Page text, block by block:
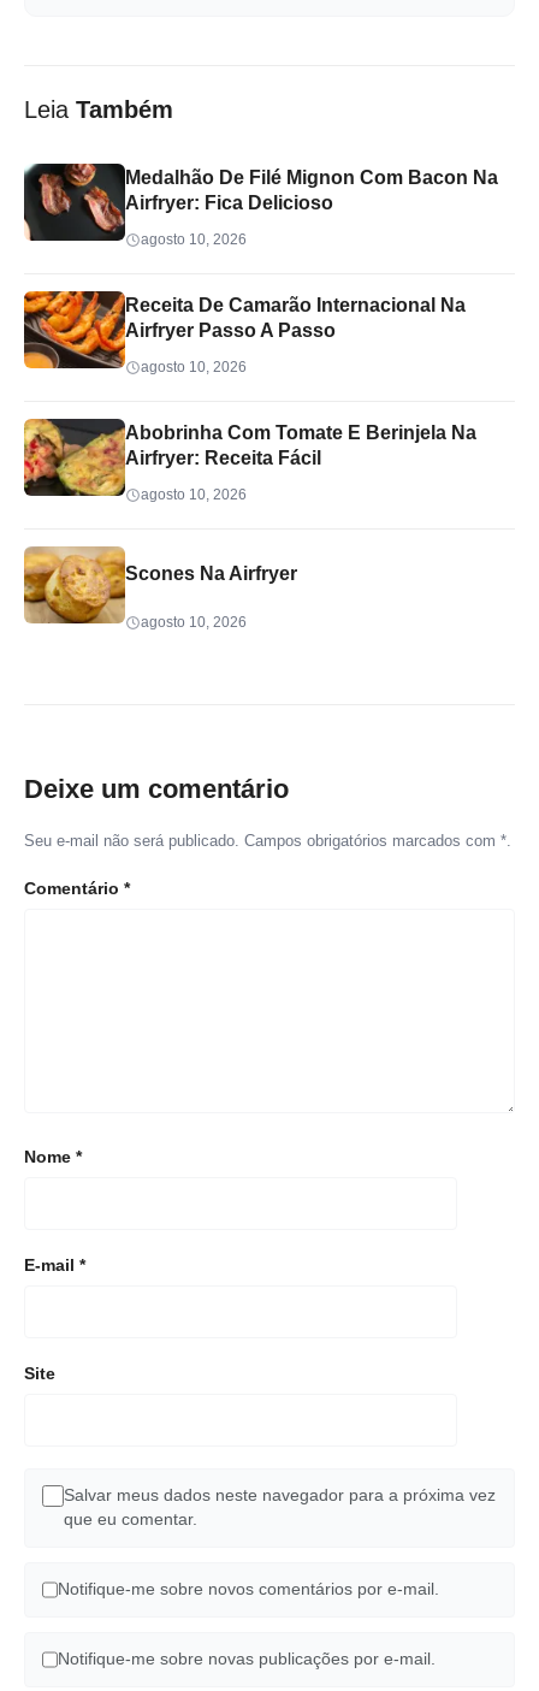
Leia Também
Medalhão De Filé Mignon Com Bacon Na
Airfryer: Fica Delicioso
agosto 10, 2026
Receita De Camarão Internacional Na
Airfryer Passo A Passo
agosto 10, 2026
Abobrinha Com Tomate E Berinjela Na
Airfryer: Receita Fácil
agosto 10, 2026
Scones Na Airfryer
agosto 10, 2026
Deixe um comentário
Seu e-mail não será publicado. Campos obrigatórios marcados com *.
Comentário *
Nome *
E-mail *
Site
Salvar meus dados neste navegador para a próxima vez
que eu comentar.
Notifique-me sobre novos comentários por e-mail.
Notifique-me sobre novas publicações por e-mail.